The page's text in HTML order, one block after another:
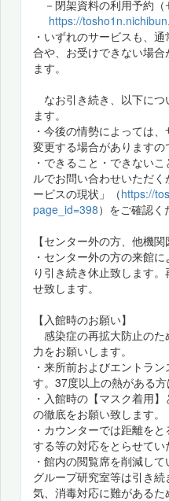
－閉架資料の利用予約（
https://
・いずれのサービスも、
合や、お受けできない場
ます。
なお引き続き、以下につ
ます。
・今後の情勢によっては
変更する場合がありますの
・できること・できない
ルでお問い合わせいただ
ービスの現状」（https://
page_id=398）をご確認く
【センター外の方、他機関
・センター外の方の来館
り引き続き休止致します
せ致します。
【入館時のお願い】
感染症の再拡大防止のた
力をお願いします。
・来所前およびエントラ
す。37度以上の熱がある方
・入館時の【マスク着用
の徹底をお願い致します。
・カウンターでは距離を
する等の対応をとらせてい
・館内の閲覧席を削減し
グループ研究室等は引き
気、消毒対応に難があるた